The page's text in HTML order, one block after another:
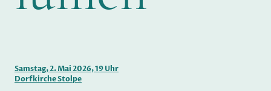
Samstag, 2. Mai 2026, 19 Uhr
Dorfkirche Stolpe